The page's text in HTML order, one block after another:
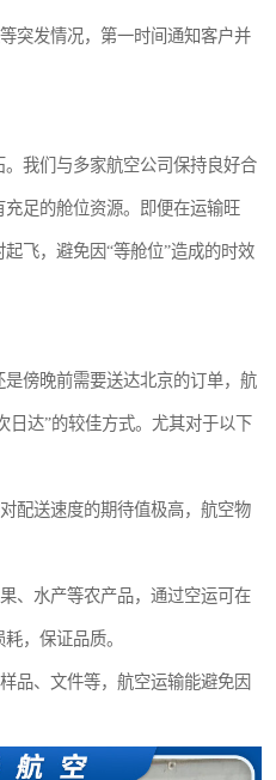
突发情况，第一时间通知客户并
我们与多家航空公司保持良好合
足的舱位资源。即便在运输旺
飞，避免因“等舱位”造成的时效
傍晚前需要送达北京的订单，航
日达”的较佳方式。尤其对于以下
配送速度的期待值极高，航空物
、水产等农产品，通过空运可在
，保证品质。
品、文件等，航空运输能避免因